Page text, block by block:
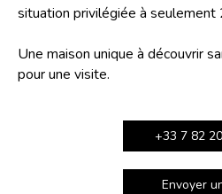
situation privilégiée à seulement
Une maison unique à découvrir
pour une visite.
+33 7 82
Envoyer